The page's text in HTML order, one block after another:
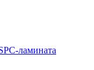
ламината